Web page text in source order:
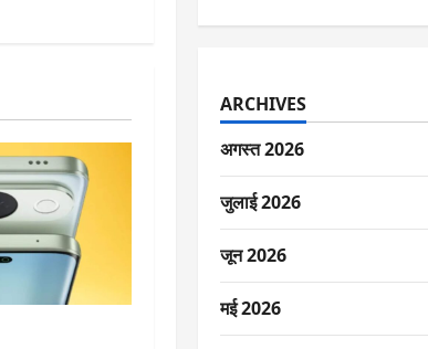
ARCHIVES
अगस्त 2026
जुलाई 2026
जून 2026
मई 2026